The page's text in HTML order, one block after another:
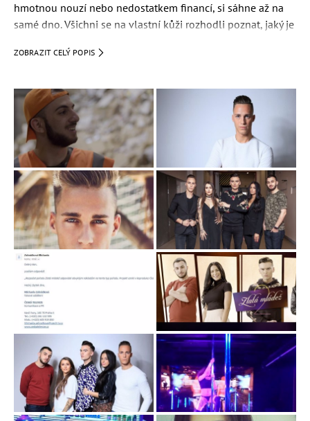
hmotnou nouzí nebo nedostatkem financí, si sáhne až na
samé dno. Všichni se na vlastní kůži rozhodli poznat, jaký je
youtuberMikeJePán
začínající politikPetr Mareš
servírka a modelkaKlára Havlíková
zpěvák a modelRenato Salerno
kterého jste mohli
spatřit v první řadě
Už žádné party a zábava. Účastníci si dokonce zkusí, jaké to
je, pracovat v opravdu těžkých podmínkách zemí třetího
světa. Během natáčení se octnou i v třídírně odpadů, v
obuvnické dílně, na indickém venkově nebo dokonce v
uprchlickém táboře. Pořad je vysílán na obrazovkáchČeské
televize
ZOBRAZIT CELÝ POPIS